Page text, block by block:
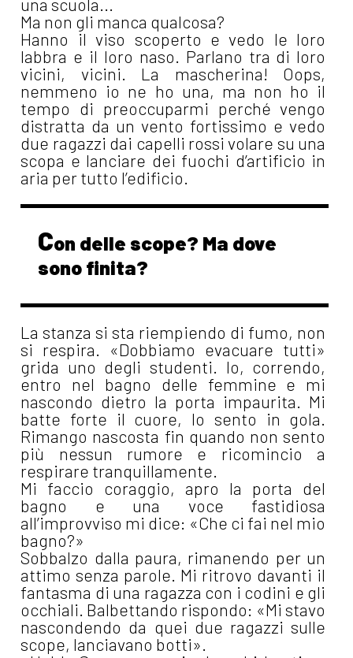
una scuola...
Ma non gli manca qualcosa?
Hanno il viso scoperto e vedo le loro
labbra e il loro naso. Parlano tra di loro
vicini, vicini. La mascherina! Oops,
nemmeno io ne ho una, ma non ho il
tempo di preoccuparmi perché vengo
distratta da un vento fortissimo e vedo
due ragazzi dai capelli rossi volare su una
scopa e lanciare dei fuochi d’artificio in
aria per tutto l’edificio.
Con delle scope? Ma dove
sono finita?
La stanza si sta riempiendo di fumo, non
si respira. «Dobbiamo evacuare tutti»
grida uno degli studenti. Io, correndo,
entro nel bagno delle femmine e mi
nascondo dietro la porta impaurita. Mi
batte forte il cuore, lo sento in gola.
Rimango nascosta fin quando non sento
più nessun rumore e ricomincio a
respirare tranquillamente.
Mi faccio coraggio, apro la porta del
bagno e una voce fastidiosa
all’improvviso mi dice: «Che ci fai nel mio
bagno?»
Sobbalzo dalla paura, rimanendo per un
attimo senza parole. Mi ritrovo davanti il
fantasma di una ragazza con i codini e gli
occhiali. Balbettando rispondo: «Mi stavo
nascondendo da quei due ragazzi sulle
scope, lanciavano botti».